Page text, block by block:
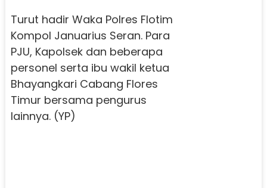
Turut hadir Waka Polres Flotim
Kompol Januarius Seran. Para
PJU, Kapolsek dan beberapa
personel serta ibu wakil ketua
Bhayangkari Cabang Flores
Timur bersama pengurus
lainnya. (YP)